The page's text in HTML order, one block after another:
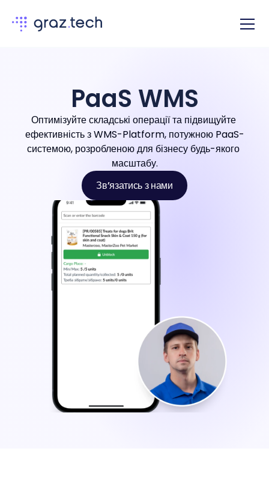
PaaS WMS
Оптимізуйте складські операції та підвищуйте
ефективність з WMS-Platform, потужною PaaS-
системою, розробленою для бізнесу будь-якого
масштабу.
Звʼязатись з нами